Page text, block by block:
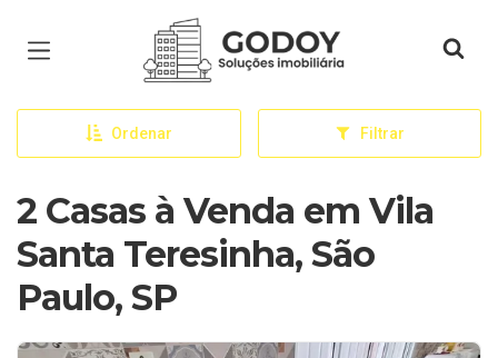
Página inicial
Ordenar Filtrar
2 Casas à Venda em Vila
Santa Teresinha, São
Paulo, SP